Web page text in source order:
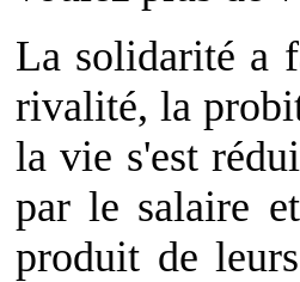
La solidarité a
rivalité, la
la vie s'est
par le salaire
produit de